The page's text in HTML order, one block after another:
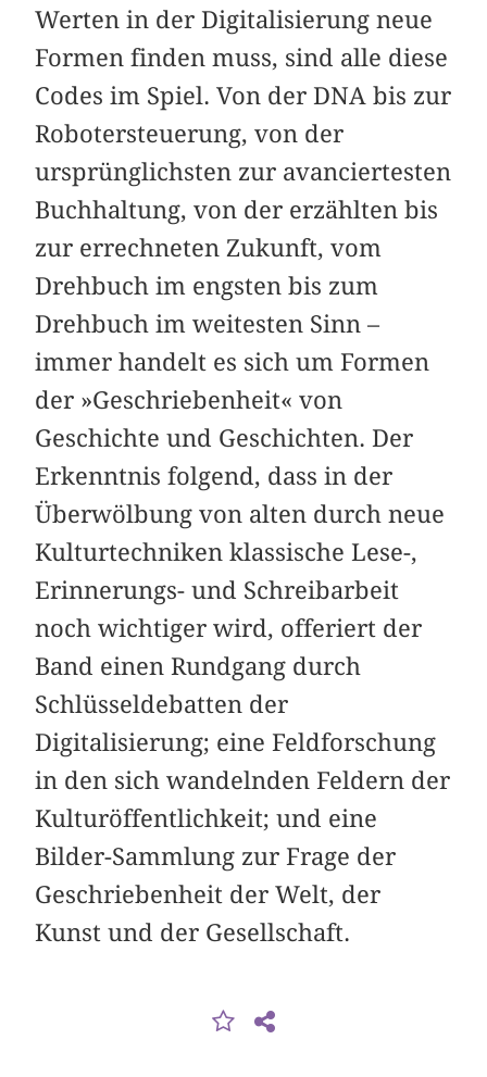
Werten in der Digitalisierung neue
Formen finden muss, sind alle diese
Codes im Spiel. Von der DNA bis zur
Robotersteuerung, von der
ursprünglichsten zur avanciertesten
Buchhaltung, von der erzählten bis
zur errechneten Zukunft, vom
Drehbuch im engsten bis zum
Drehbuch im weitesten Sinn –
immer handelt es sich um Formen
der »Geschriebenheit« von
Geschichte und Geschichten. Der
Erkenntnis folgend, dass in der
Überwölbung von alten durch neue
Kulturtechniken klassische Lese-,
Erinnerungs- und Schreibarbeit
noch wichtiger wird, offeriert der
Band einen Rundgang durch
Schlüssel­debatten der
Digitalisierung; eine Feldforschung
in den sich wandelnden Feldern der
Kulturöffentlichkeit; und eine
Bilder-Sammlung zur Frage der
Geschriebenheit der Welt, der
Kunst und der Gesellschaft.